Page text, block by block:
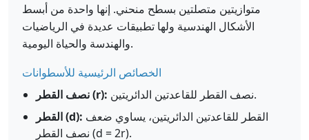
متوازيتين متصلتين بسطح منحني. إنها واحدة من أبسط
الأشكال الهندسية ولها تطبيقات عديدة في الرياضيات
والهندسة والحياة اليومية.
الخصائص الرئيسية للأسطوانات
نصف القطر (r):
نصف القطر للقاعدتين الدائريتين.
القطر (d):
نصف القطر (d = 2r).